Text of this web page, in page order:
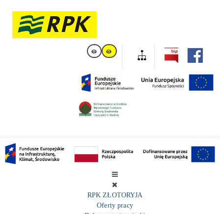
RPK ZŁOTORYJA
Oferty pracy